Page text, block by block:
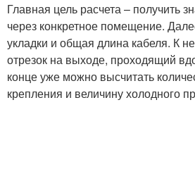
Главная цель расчета – получить
через конкретное помещение.
укладки и общая длина кабеля. К
отрезок на выходе, проходящий
конце уже можно высчитать
крепления и величину холодного